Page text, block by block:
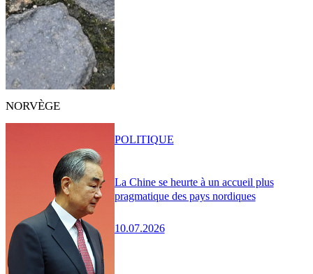
NORVÈGE
La Chine se heurte à un accueil plus
pragmatique des pays nordiques
10.07.2026
POLITIQUE